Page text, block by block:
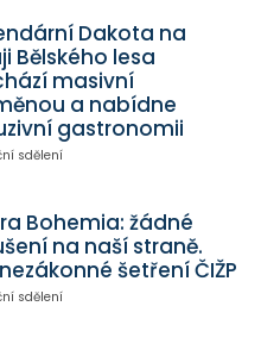
Dakota na
Bělského lesa
masivní
a nabídne
gastronomii
sdělení
Bohemia: žádné
na naší straně.
šetření ČIŽP
sdělení